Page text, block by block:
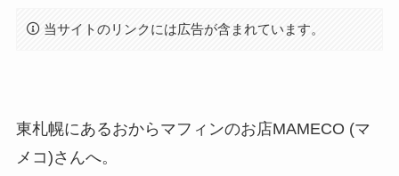
当サイトのリンクには広告が含まれています。
東札幌にあるおからマフィンのお店MAMECO (マ
メコ)さんへ。